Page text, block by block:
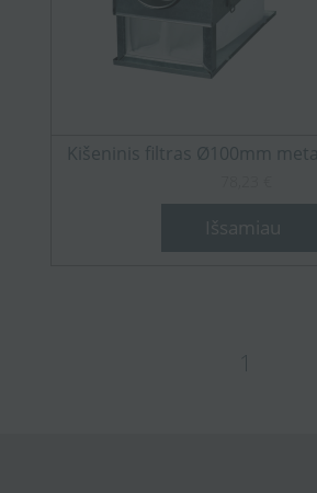
Kišeninis filtras Ø100mm
Išsamiau
1